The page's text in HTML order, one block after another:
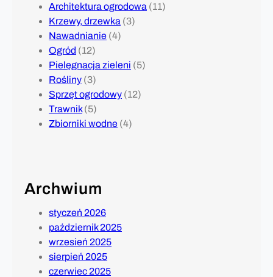
Architektura ogrodowa (11)
Krzewy, drzewka (3)
Nawadnianie (4)
Ogród (12)
Pielęgnacja zieleni (5)
Rośliny (3)
Sprzęt ogrodowy (12)
Trawnik(5)
Zbiorniki wodne (4)
Archwium
styczeń 2026
październik 2025
wrzesień 2025
sierpień 2025
czerwiec 2025